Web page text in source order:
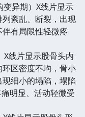
异期）X线片显示
紊乱、断裂，出现
有局限性轻微疼
线片显示股骨头内
区密度不均，骨小
细小的塌陷，塌陷
明显、活动轻微受